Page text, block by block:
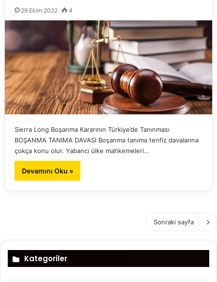
29 Ekim 2022 4
Sierra Long Boşanma Kararının Türkiye’de Tanınması
BOŞANMA TANIMA DAVASI Boşanma tanıma tenfiz davalarına
çokça konu olur. Yabancı ülke mahkemeleri…
Devamını Oku »
Sonraki sayfa
Kategoriler